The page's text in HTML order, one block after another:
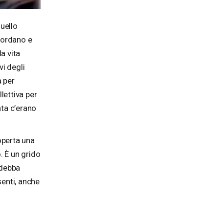
e
vita
degli
per
per
c’erano
una
È un grido
anche